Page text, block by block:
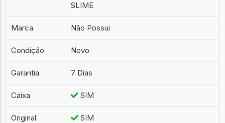
SLIME
Marca Não Possui
Condição Novo
Garantia 7 Dias
Caixa SIM
Original SIM